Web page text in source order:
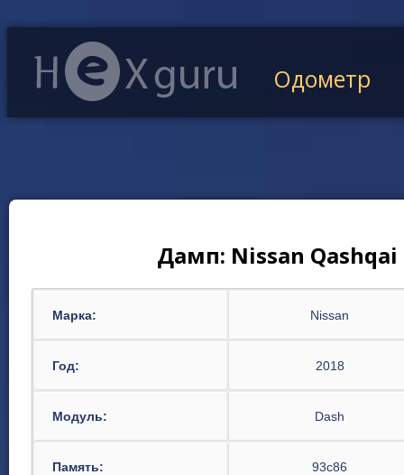
Одометр
Дамп: Nissan Qashqai
Марка: Nissan
Год: 2018
Модуль: Dash
Память: 93c86